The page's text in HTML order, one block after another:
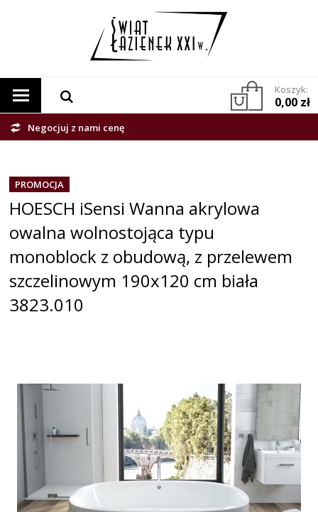
Koszyk:
0,00 zł
Negocjuj z nami cenę
PROMOCJA
HOESCH iSensi Wanna akrylowa
owalna wolnostojąca typu
monoblock z obudową, z przelewem
szczelinowym 190x120 cm biała
3823.010